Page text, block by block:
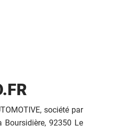
société par
92350 Le